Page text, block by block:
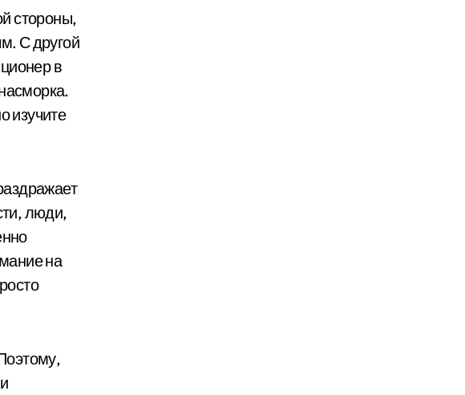
стороны,
С другой
в
изучите
люди,
на